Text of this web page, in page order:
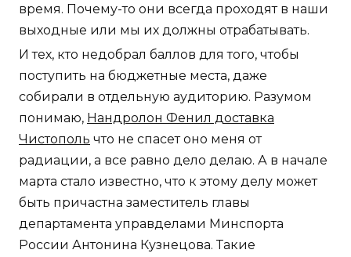
время. Почему-то они всегда проходят в наши
выходные или мы их должны отрабатывать.
И тех, кто недобрал баллов для того, чтобы
поступить на бюджетные места, даже
собирали в отдельную аудиторию. Разумом
понимаю, Нандролон Фенил доставка
Чистополь что не спасет оно меня от
радиации, а все равно дело делаю. А в начале
марта стало известно, что к этому делу может
быть причастна заместитель главы
департамента управделами Минспорта
России Антонина Кузнецова. Такие